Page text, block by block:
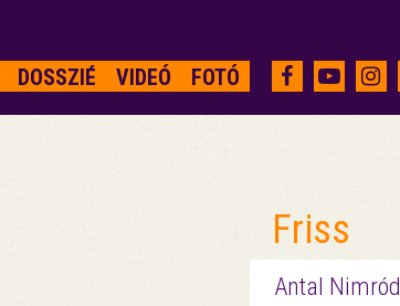
DOSSZIÉ VIDEÓ FOTÓ
Friss
Antal